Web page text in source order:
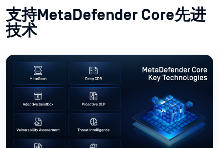
支持MetaDefender Core先进
技术